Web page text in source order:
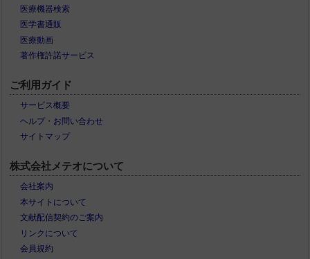
医療機器検索
医学書通販
医療動画
著作権許諾サービス
ご利用ガイド
サービス概要
ヘルプ・お問い合わせ
サイトマップ
株式会社メテオについて
会社案内
本サイトについて
文献配信契約のご案内
リンクについて
会員規約